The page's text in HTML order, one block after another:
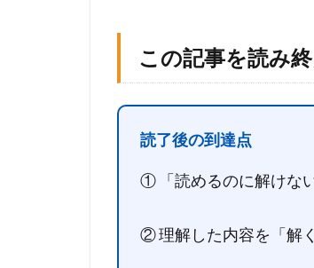
状
態
1.2
こ
記
読
この記事を読み
読了後の到達点
① 「読めるのに解けな
② 理解した内容を「解